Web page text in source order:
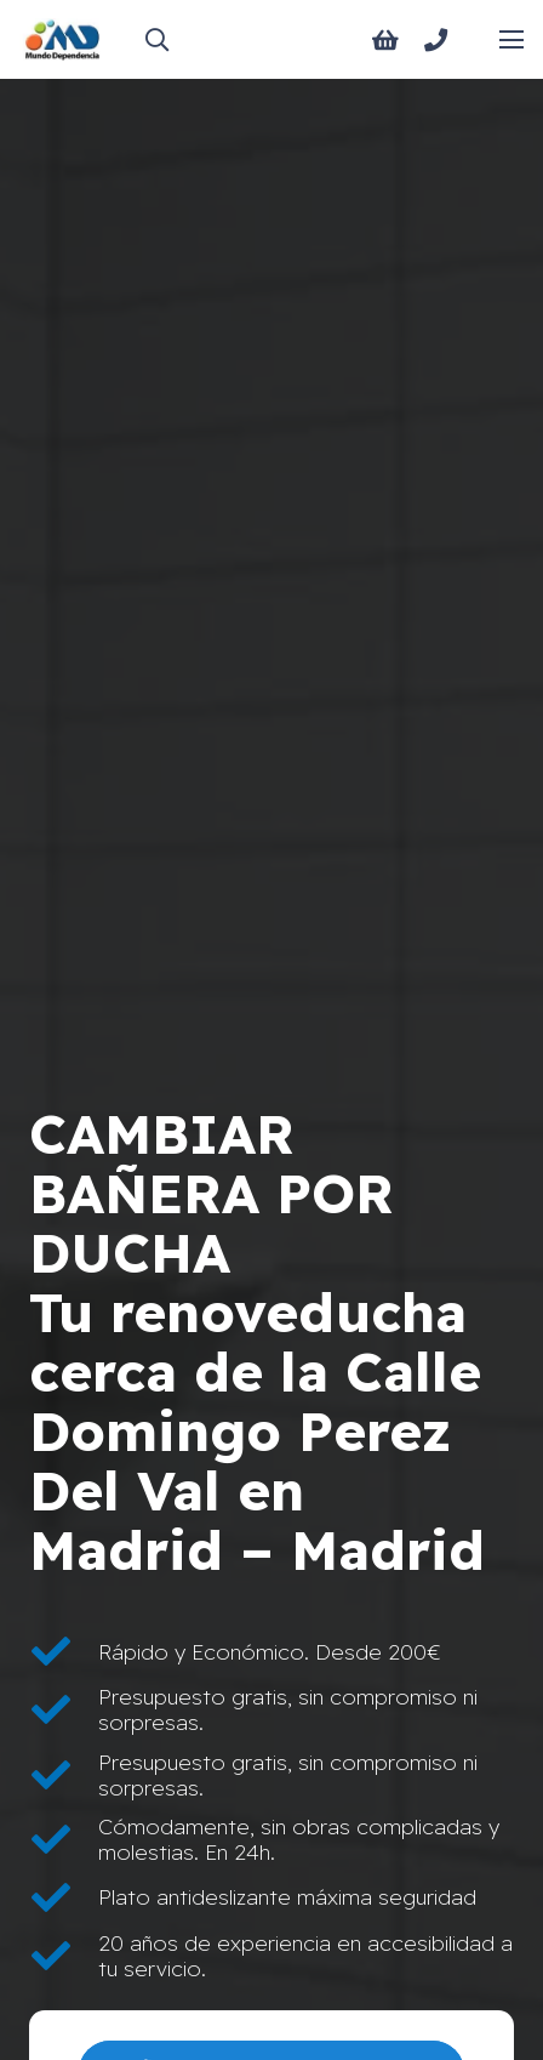
CAMBIAR
BAÑERA POR
DUCHA
Tu renoveducha
cerca de la Calle
Domingo Perez
Del Val en
Madrid – Madrid
Rápido y Económico. Desde 200€
Presupuesto gratis, sin compromiso ni
sorpresas.
Presupuesto gratis, sin compromiso ni
sorpresas.
Cómodamente, sin obras complicadas y
molestias. En 24h.
Plato antideslizante máxima seguridad
20 años de experiencia en accesibilidad a
tu servicio.